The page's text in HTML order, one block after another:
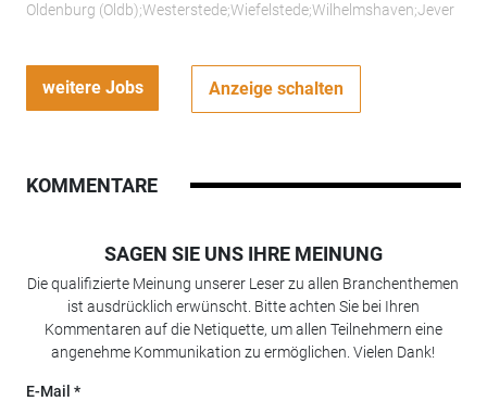
Oldenburg (Oldb);Westerstede;Wiefelstede;Wilhelmshaven;Jever
weitere Jobs Anzeige schalten
KOMMENTARE
SAGEN SIE UNS IHRE MEINUNG
Die qualifizierte Meinung unserer Leser zu allen Branchenthemen
ist ausdrücklich erwünscht. Bitte achten Sie bei Ihren
Kommentaren auf die Netiquette, um allen Teilnehmern eine
angenehme Kommunikation zu ermöglichen. Vielen Dank!
E-Mail